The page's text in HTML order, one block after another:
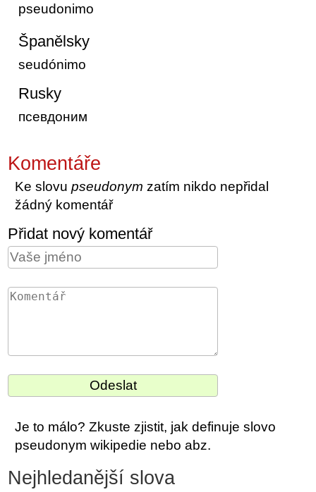
pseudonimo
Španělsky
seudónimo
Rusky
псевдоним
Komentáře
Ke slovupseudonym zatím nikdo nepřidal
žádný komentář
Přidat nový komentář
Je to málo? Zkuste zjistit, jak definuje slovo
pseudonym wikipedie nebo abz.
Nejhledanější slova